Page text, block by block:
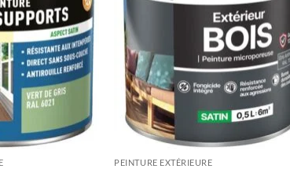
PEINTURE EXTÉRIEURE